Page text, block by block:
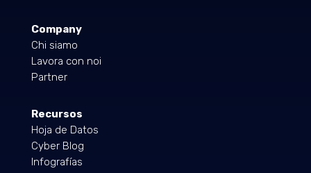
Company
Chi siamo
Lavora con noi
Partner
Recursos
Hoja de Datos
Cyber Blog
Infografías